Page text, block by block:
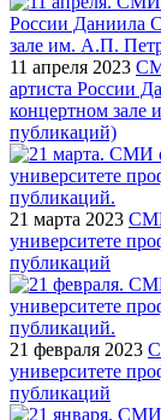
11 апреля 2023
артиста России
концертном
публикаций)
21 марта 2023
университете
публикаций
21 февраля 2023
университете
публикаций